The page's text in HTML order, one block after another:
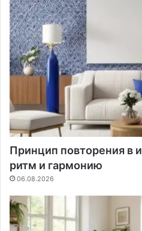
Принцип повторения в
ритм и гармонию
06.08.2026